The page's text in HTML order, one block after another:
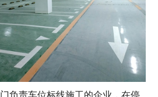
视频中心
联系我们
负责车位标线施工的企业，在停